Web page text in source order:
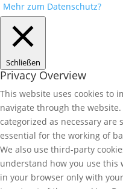
Mehr zum Datenschutz?
Schließen
Privacy Overview
This website uses cookies to
navigate through the
categorized as necessary are
essential for the working of
We also use third-party
understand how you use this
in your browser only with